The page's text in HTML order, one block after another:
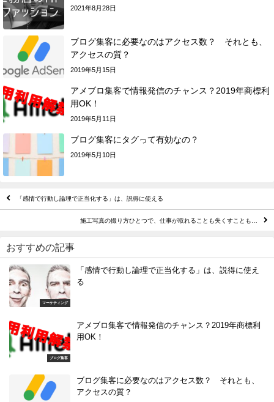
2021年8月28日
ブログ集客に必要なのはアクセス数？ それとも、
アクセスの質？
2019年5月15日
アメブロ集客で情報発信のチャンス？2019年商標利
用OK！
2019年5月11日
ブログ集客にタグって有効なの？
2019年5月10日
「感情で行動し論理で正当化する」は、説得に使える
施工写真の撮り方ひとつで、仕事が取れることも失くすことも…
おすすめの記事
マーケティング
「感情で行動し論理で正当化する」は、説得に使え
る
ブログ集客
アメブロ集客で情報発信のチャンス？2019年商標利
用OK！
ブログ集客に必要なのはアクセス数？ それとも、
アクセスの質？